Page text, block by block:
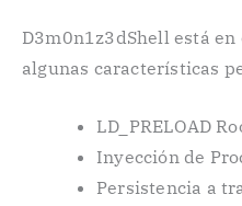
D3m0n1z3dShell está
algunas características
LD_PRELOAD
Inyección de
Persistencia a